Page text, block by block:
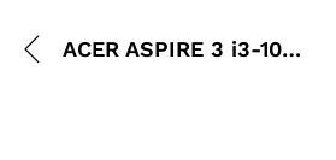
ACER ASPIRE 3 i3-1005G1